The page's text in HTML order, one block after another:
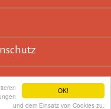
OK!
und dem Einsatz von Cookies zu.